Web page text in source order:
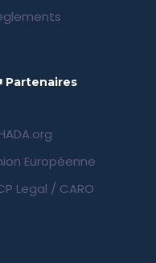
Partenaires
Européenne
Legal / CARO